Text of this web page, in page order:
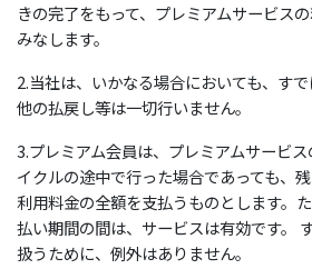
きの完了をもって、プレミアムサービス
みなします。
2.当社は、いかなる場合においても、す
他の払戻し等は一切行いません。
3.プレミアム会員は、プレミアムサービ
イクルの途中で行った場合であっても、
利用料金の全額を支払うものとします。
払い期間の間は、サービスは有効です。
扱うために、例外はありません。